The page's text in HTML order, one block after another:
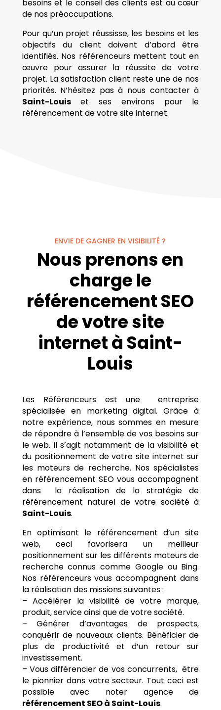
besoins et le conseil des clients est au cœur
de nos préoccupations.
Pour qu’un projet réussisse, les besoins et les
objectifs du client doivent d’abord être
identifiés. Nos référenceurs mettent tout en
œuvre pour assurer la réussite de votre
projet. La satisfaction client reste une de nos
priorités. N’hésitez pas à nous contacter à
Saint-Louiset ses environs pour le
référencement de votre site internet.
ENVIE DE GAGNER EN VISIBILITÉ ?
Nous prenons en
charge le
référencement SEO
de votre site
internet à Saint-
Louis
Les Référenceurs est une entreprise
spécialisée en marketing digital. Grâce à
notre expérience, nous sommes en mesure
de répondre à l’ensemble de vos besoins sur
le web. Il s’agit notamment de la visibilité et
du positionnement de votre site internet sur
les moteurs de recherche. Nos spécialistes
en référencement SEO vous accompagnent
dans la réalisation de la stratégie de
référencement naturel de votre société à
Saint-Louis.
En optimisant le référencement d’un site
web, ceci favorisera un meilleur
positionnement sur les différents moteurs de
recherche connus comme Google ou Bing.
Nos référenceurs vous accompagnent dans
la réalisation des missions suivantes :
– Accélérer la visibilité de votre marque,
produit, service ainsi que de votre société.
– Générer d’avantages de prospects,
conquérir de nouveaux clients. Bénéficier de
plus de productivité et d’un retour sur
investissement.
– Vous différencier de vos concurrents, être
le pionnier dans votre secteur. Tout ceci est
possible avec noter agence de
référencement SEO à Saint-Louis.